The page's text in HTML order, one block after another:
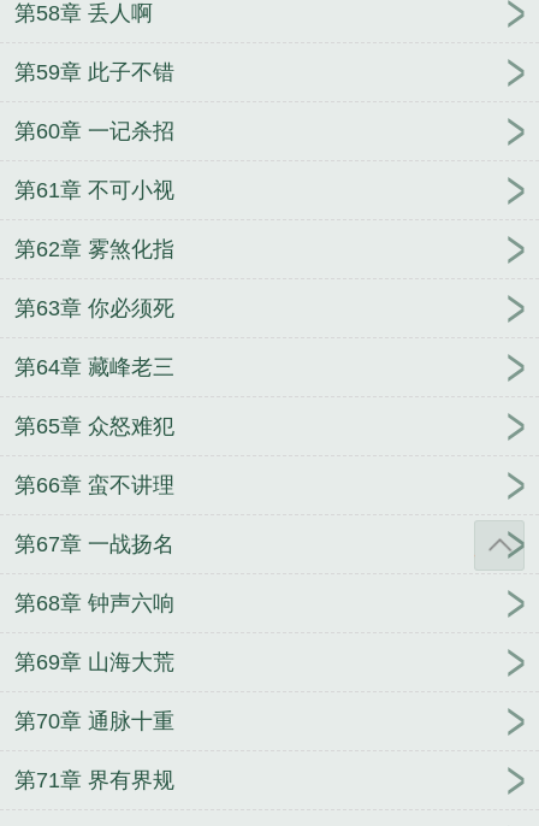
第58章 丢人啊
第59章 此子不错
第60章 一记杀招
第61章 不可小视
第62章 雾煞化指
第63章 你必须死
第64章 藏峰老三
第65章 众怒难犯
第66章 蛮不讲理
第67章 一战扬名
第68章 钟声六响
第69章 山海大荒
第70章 通脉十重
第71章 界有界规